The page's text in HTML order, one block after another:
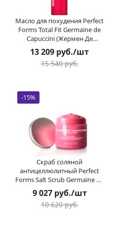
Масло для похудения Perfect
Forms Total Fit Germaine de
Capuccini (Жермен Де
Капучини) 200 мл
13 209 руб./шт
15 540руб.
Скраб соляной
антицеллюлитный Perfect
Forms Salt Scrub Germaine de
Capuccini (Жермен Де
Капучини) 200 мл
9 027руб./шт
10 620руб.
-15%